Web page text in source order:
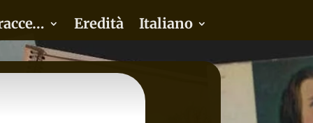
Eredità Italiano